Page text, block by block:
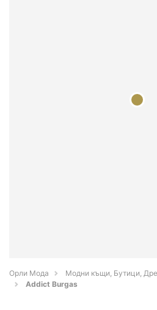
Орли Мода
Модни къщи, Бутици,
Addict Burgas